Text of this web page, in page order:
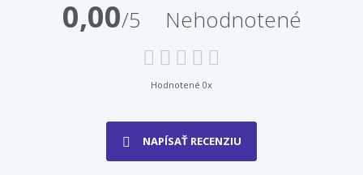
0,00/5 Nehodnotené
Hodnotené 0x
NAPÍSAŤ RECENZIU